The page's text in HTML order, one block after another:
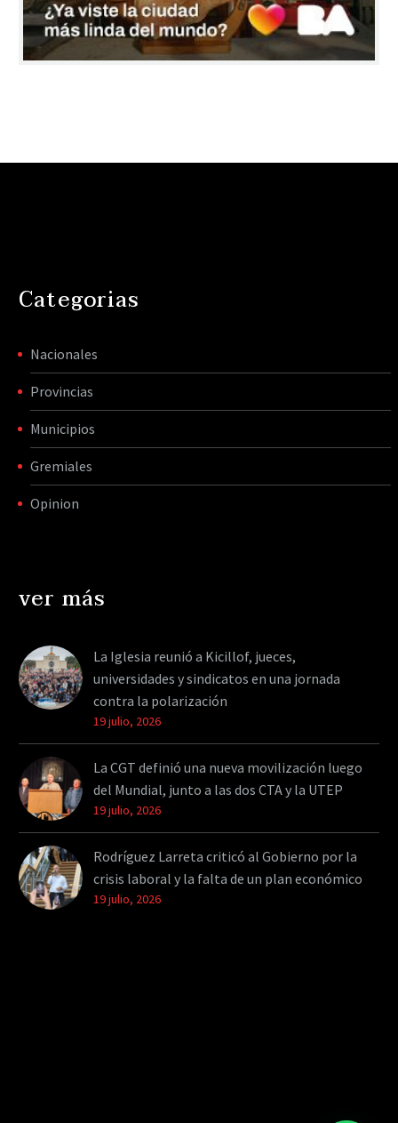
Categorias
Nacionales
Provincias
Municipios
Gremiales
Opinion
ver más
La Iglesia reunió a Kicillof, jueces,
universidades y sindicatos en una jornada
contra la polarización
19 julio, 2026
La CGT definió una nueva movilización luego
del Mundial, junto a las dos CTA y la UTEP
19 julio, 2026
Rodríguez Larreta criticó al Gobierno por la
crisis laboral y la falta de un plan económico
19 julio, 2026